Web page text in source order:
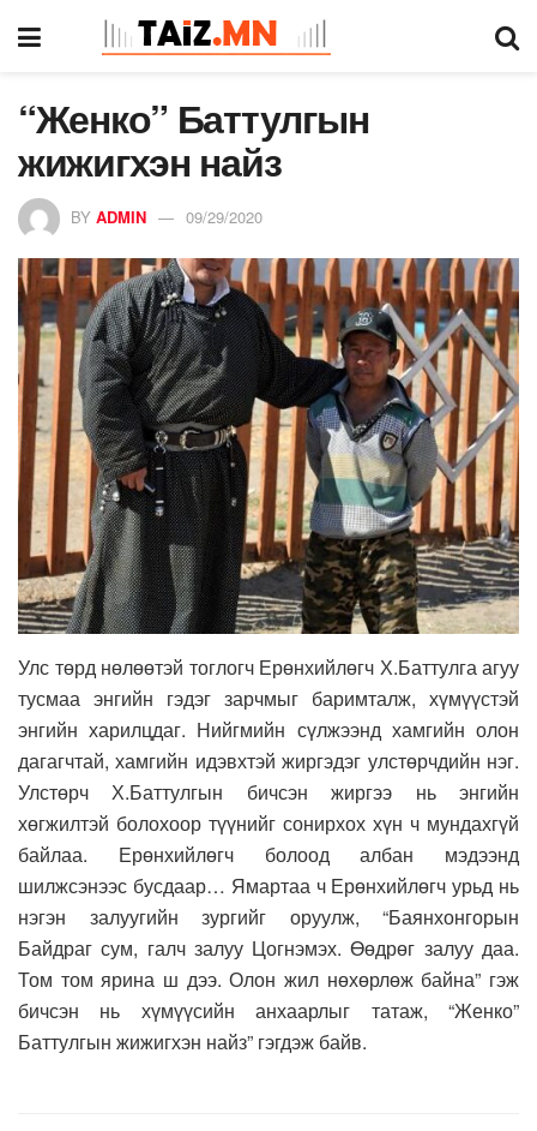
“Женко” Баттулгын
жижигхэн найз
BY ADMIN 09/29/2020
Улс төрд нөлөөтэй тоглогч Ерөнхийлөгч Х.Баттулга агуу
тусмаа энгийн гэдэг зарчмыг баримталж, хүмүүстэй
энгийн харилцдаг. Нийгмийн сүлжээнд хамгийн олон
дагагчтай, хамгийн идэвхтэй жиргэдэг улстөрчдийн нэг.
Улстөрч Х.Баттулгын бичсэн жиргээ нь энгийн
хөгжилтэй болохоор түүнийг сонирхох хүн ч мундахгүй
байлаа. Ерөнхийлөгч болоод албан мэдээнд
шилжсэнээс бусдаар… Ямартаа ч Ерөнхийлөгч урьд нь
нэгэн залуугийн зургийг оруулж, “Баянхонгорын
Байдраг сум, галч залуу Цогнэмэх. Өөдрөг залуу даа.
Том том ярина ш дээ. Олон жил нөхөрлөж байна” гэж
бичсэн нь хүмүүсийн анхаарлыг татаж, “Женко”
Баттулгын жижигхэн найз” гэгдэж байв.